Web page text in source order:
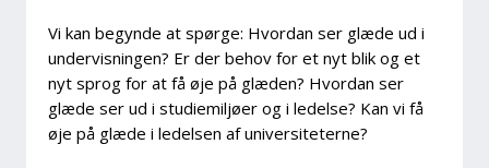
Vi kan begynde at spørge: Hvordan ser glæde ud i
undervisningen? Er der behov for et nyt blik og et
nyt sprog for at få øje på glæden? Hvordan ser
glæde ser ud i studiemiljøer og i ledelse? Kan vi få
øje på glæde i ledelsen af universiteterne?